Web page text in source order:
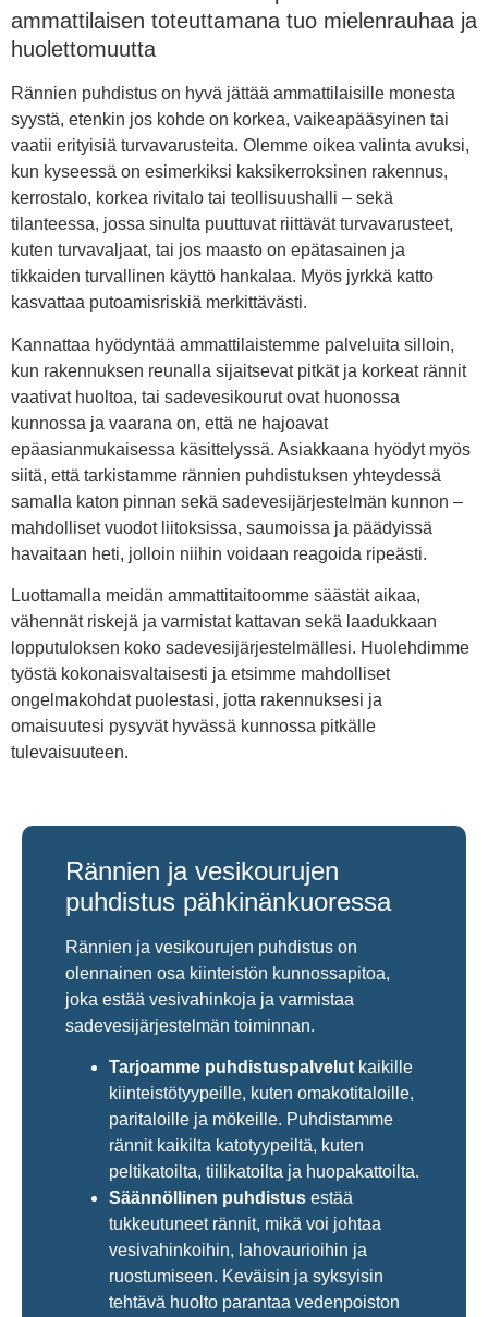
ammattilaisen toteuttamana tuo mielenrauhaa ja
huolettomuutta
Rännien puhdistus on hyvä jättää ammattilaisille monesta
syystä, etenkin jos kohde on korkea, vaikeapääsyinen tai
vaatii erityisiä turvavarusteita. Olemme oikea valinta avuksi,
kun kyseessä on esimerkiksi kaksikerroksinen rakennus,
kerrostalo, korkea rivitalo tai teollisuushalli – sekä
tilanteessa, jossa sinulta puuttuvat riittävät turvavarusteet,
kuten turvavaljaat, tai jos maasto on epätasainen ja
tikkaiden turvallinen käyttö hankalaa. Myös jyrkkä katto
kasvattaa putoamisriskiä merkittävästi.
Kannattaa hyödyntää ammattilaistemme palveluita silloin,
kun rakennuksen reunalla sijaitsevat pitkät ja korkeat rännit
vaativat huoltoa, tai sadevesikourut ovat huonossa
kunnossa ja vaarana on, että ne hajoavat
epäasianmukaisessa käsittelyssä. Asiakkaana hyödyt myös
siitä, että tarkistamme rännien puhdistuksen yhteydessä
samalla katon pinnan sekä sadevesijärjestelmän kunnon –
mahdolliset vuodot liitoksissa, saumoissa ja päädyissä
havaitaan heti, jolloin niihin voidaan reagoida ripeästi.
Luottamalla meidän ammattitaitoomme säästät aikaa,
vähennät riskejä ja varmistat kattavan sekä laadukkaan
lopputuloksen koko sadevesijärjestelmällesi. Huolehdimme
työstä kokonaisvaltaisesti ja etsimme mahdolliset
ongelmakohdat puolestasi, jotta rakennuksesi ja
omaisuutesi pysyvät hyvässä kunnossa pitkälle
tulevaisuuteen.
Rännien ja vesikourujen
puhdistus pähkinänkuoressa
Rännien ja vesikourujen puhdistus on
olennainen osa kiinteistön kunnossapitoa,
joka estää vesivahinkoja ja varmistaa
sadevesijärjestelmän toiminnan.
Tarjoamme puhdistuspalvelut kaikille
kiinteistötyypeille, kuten omakotitaloille,
paritaloille ja mökeille. Puhdistamme
rännit kaikilta katotyypeiltä, kuten
peltikatoilta, tiilikatoilta ja huopakattoilta.
Säännöllinen puhdistus estää
tukkeutuneet rännit, mikä voi johtaa
vesivahinkoihin, lahovaurioihin ja
ruostumiseen. Keväisin ja syksyisin
tehtävä huolto parantaa vedenpoiston